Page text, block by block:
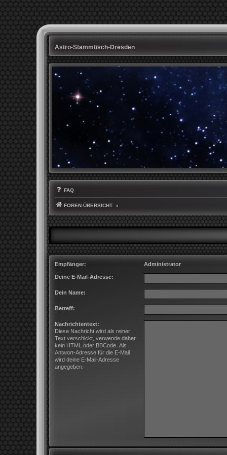
Astro-Stammtisch-Dresden
FAQ
FOREN-ÜBERSICHT
Empfänger: Administrator
Deine E-Mail-Adresse:
Dein Name:
Betreff:
Nachrichtentext:
Diese Nachricht wird als reiner
Text verschickt, verwende daher
kein HTML oder BBCode. Als
Antwort-Adresse für die E-Mail
wird deine E-Mail-Adresse
angegeben.